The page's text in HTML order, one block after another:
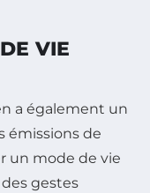
VIE
a également un
émissions de
un mode de vie
gestes